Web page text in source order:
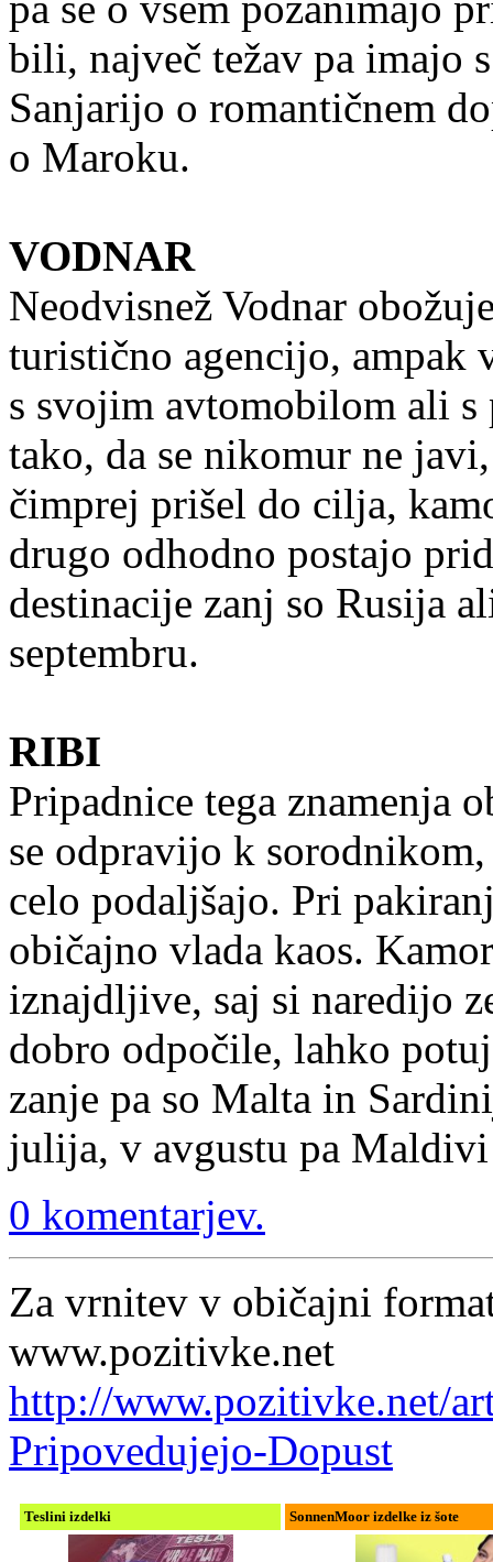
bili, največ težav pa imajo
Sanjarijo o romantičnem
o Maroku.
VODNAR
Neodvisnež Vodnar
turistično agencijo, ampak
s svojim avtomobilom ali
tako, da se nikomur ne
čimprej prišel do cilja,
drugo odhodno postajo
destinacije zanj so Rusija
septembru.
RIBI
Pripadnice tega znamenja
se odpravijo k
celo podaljšajo. Pri
običajno vlada kaos.
iznajdljive, saj si naredijo
dobro odpočile, lahko
zanje pa so Malta in
julija, v avgustu pa
0 komentarjev.
Za vrnitev v običajni
www.pozitivke.net
http://www.pozitivke.net/
Pripovedujejo-Dopust
Teslini izdelki SonnenMoor izdelke iz šote